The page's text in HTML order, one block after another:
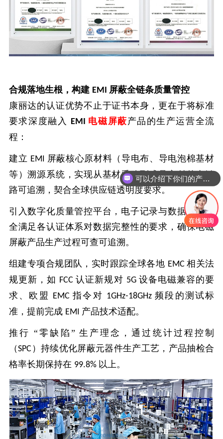
合规落地生根，构建 EMI 屏蔽全链条质量管控
康丽达的认证优势不止于证书本身，更在于将标准
要求深度融入
EMI 电磁屏蔽产品的生产运营全流
程：
建立 EMI
屏蔽核心原材料（导电布、导电泡棉基材
等）溯源系统，实现从基材采购到成品交付的全链
路可追溯，契合全球供应链透明度要求。
引入数字化质量管控平台，电子记录与数据管理完
全满足各认证体系对数据完整性的要求，确保电磁
屏蔽产品生产过程可查可追溯。
组建专项合规团队，实时跟踪全球各地 EMC相关法
规更新，如 FCC认证新规对 5G 设备电磁兼容的要
求、欧盟
EMC指令对 1GHz-18GHz频段的测试标
准，提前完成 EMI 产品技术适配。
推行 “零缺陷” 生产理念，通过统计过程控制
（SPC ）持续优化屏蔽元器件生产工艺，产品抽检合
格率长期保持在 99.8% 以上。
可以介绍下你们的产品么